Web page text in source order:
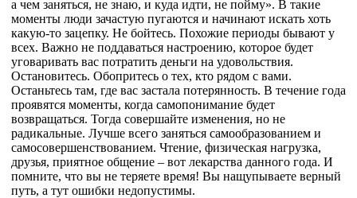
а чем заняться, не знаю, и куда идти, не пойму». В такие
моменты люди зачастую пугаются и начинают искать хоть
какую-то зацепку. Не бойтесь. Похожие периоды бывают у
всех. Важно не поддаваться настроению, которое будет
уговаривать вас потратить деньги на удовольствия.
Остановитесь. Обопритесь о тех, кто рядом с вами.
Останьтесь там, где вас застала потерянность. В течение года
проявятся моменты, когда самопонимание будет
возвращаться. Тогда совершайте изменения, но не
радикальные. Лучше всего заняться самообразованием и
самосовершенствованием. Чтение, физическая нагрузка,
друзья, приятное общение – вот лекарства данного года. И
помните, что вы не теряете время! Вы нащупываете верный
путь, а тут ошибки недопустимы.